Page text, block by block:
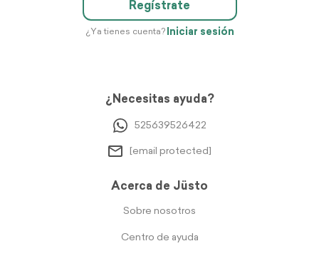
Regístrate
¿Ya tienes cuenta? Iniciar sesión
¿Necesitas ayuda?
525639526422
[email protected]
Acerca de Jüsto
Sobre nosotros
Centro de ayuda